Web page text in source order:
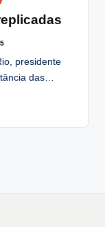
presidente
das…